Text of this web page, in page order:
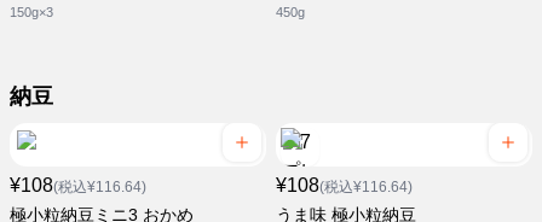
150g×3 450g
納豆
¥108(税込¥116.64)
極小粒納豆ミニ3 おかめ
¥108(税込¥116.64)
うま味 極小粒納豆